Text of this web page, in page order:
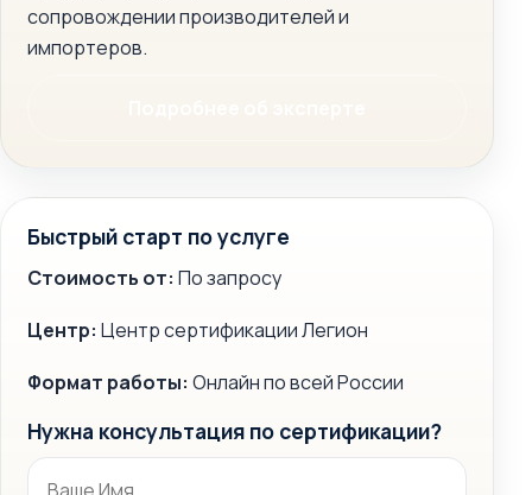
сопровождении производителей и
импортеров.
Быстрый старт по услуге
Стоимость от: По запросу
Центр: Центр сертификации Легион
Формат работы: Онлайн по всей России
Нужна консультация по сертификации?